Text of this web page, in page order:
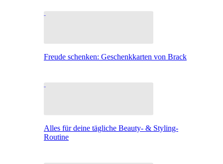
Freude schenken: Geschenkkarten von Brack
Alles für deine tägliche Beauty- & Styling-
Routine